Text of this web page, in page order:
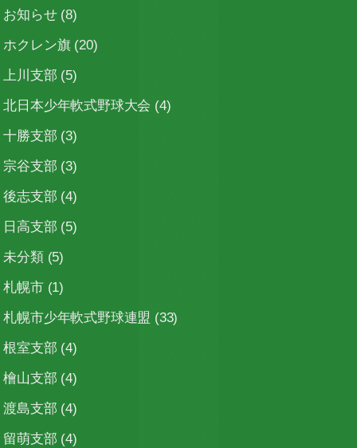
お知らせ(8)
ホクレン旗(20)
上川支部 (5)
北日本少年軟式野球大会 (4)
十勝支部 (3)
宗谷支部 (3)
後志支部 (4)
日高支部 (5)
未分類 (5)
札幌市(1)
札幌市少年軟式野球連盟 (33)
根室支部 (4)
檜山支部 (4)
渡島支部 (4)
留萌支部 (4)